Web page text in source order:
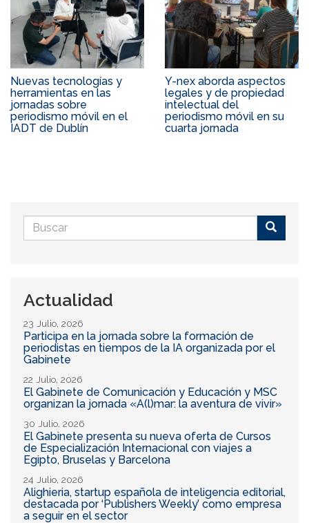
Nuevas tecnologías y
herramientas en las
jornadas sobre
periodismo móvil en el
IADT de Dublín
Y-nex aborda aspectos
legales y de propiedad
intelectual del
periodismo móvil en su
cuarta jornada
Formulario
de
Actualidad
23 Julio, 2026
Participa en la jornada sobre la formación de
periodistas en tiempos de la IA organizada por el
Gabinete
22 Julio, 2026
El Gabinete de Comunicación y Educación y MSC
organizan la jornada «A(l)mar: la aventura de vivir»
30 Julio, 2026
El Gabinete presenta su nueva oferta de Cursos
de Especialización Internacional con viajes a
Egipto, Bruselas y Barcelona
24 Julio, 2026
Alighieria, startup española de inteligencia editorial,
destacada por ‘Publishers Weekly’ como empresa
a seguir en el sector